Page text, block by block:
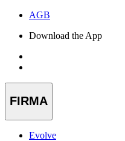
AGB
Download the App
FIRMA
Evolve